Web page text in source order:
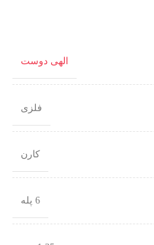
الهی دوست
فلزی
کارن
6 پله